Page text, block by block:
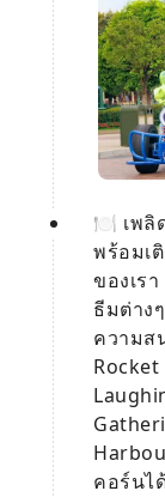
🍽 เพลิ
พร้อมเ
ของเร
ธีมต่าง
ความส
คอร์นไ